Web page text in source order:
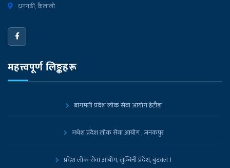
धनगढी, कैलाली
महत्त्वपूर्ण लिङ्कहरू
बागमती प्रदेश लोक सेवा आयोग हेटौडा
मधेश प्रदेश लोक सेवा आयोग , जनकपुर
प्रदेश लोक सेवा आयोग, लुम्बिनी प्रदेश, बुटवल ।